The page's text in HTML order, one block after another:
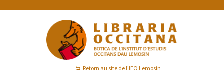
Skip
Skip
Skip
Retorn au site de l'IEO Lemosin